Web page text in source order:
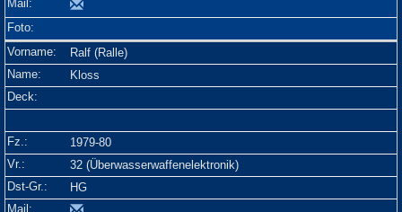
Ralf (Ralle)
Kloss
1979-80
32 (Überwasserwaffenelektronik)
HG